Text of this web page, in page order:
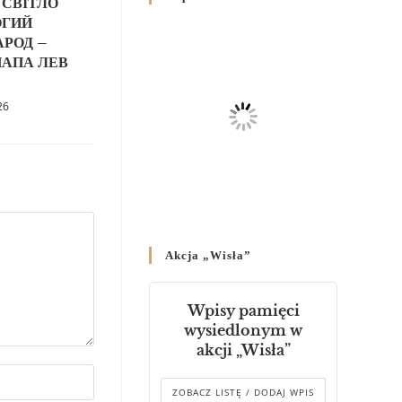
–
ЛЕВ
Родин
Справ Молоді та встановленя
складу Катихитичної Комісії
днях 2-12 липня 2024 р.”
Декрет єпископів
Перемисько-Варшавської
Митрополії стосовно
звершування Божественної
літургії
Akcja „Wisła”
Wpisy pamięci
wysiedlonym w
akcji „Wisła”
ZOBACZ LISTĘ / DODAJ WPIS